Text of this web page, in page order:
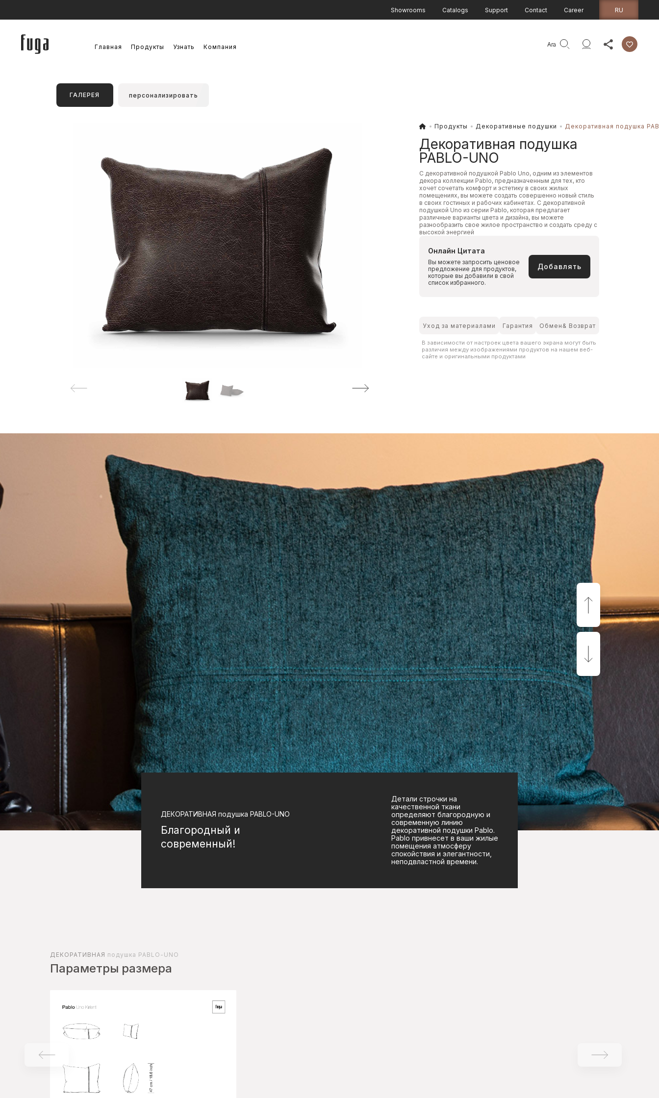
Showrooms Catalogs Support Contact Career RU
Главная Продукты Узнать Компания Ara
ГАЛЕРЕЯ персонализировать
Продукты Декоративные подушки Декоративная подушка
Декоративная подушка
PABLO-UNO
С декоративной подушкой Pablo Uno, одним из элементов
декора коллекции Pablo, предназначенным для тех, кто
хочет сочетать комфорт и эстетику в своих жилых
помещениях, вы можете создать совершенно новый стиль
в своих гостиных и рабочих кабинетах. С декоративной
подушкой Uno из серии Pablo, которая предлагает
различные варианты цвета и дизайна, вы можете
разнообразить свое жилое пространство и создать среду с
высокой энергией
Онлайн Цитата
Вы можете запросить ценовое
предложение для продуктов,
которые вы добавили в свой
список избранного.
Добавлять
Уход за материалами Гарантия Обмен& Возврат
В зависимости от настроек цвета вашего экрана могут быть
различия между изображениями продуктов на нашем веб-
сайте и оригинальными продуктами
ДЕКОРАТИВНАЯ подушка PABLO-UNO
Благородный и
современный!
Детали строчки на
качественной ткани
определяют благородную и
современную линию
декоративной подушки Pablo.
Pablo привнесет в ваши жилые
помещения атмосферу
спокойствия и элегантности,
неподвластной времени.
ДЕКОРАТИВНАЯ подушка PABLO-UNO
Параметры размера